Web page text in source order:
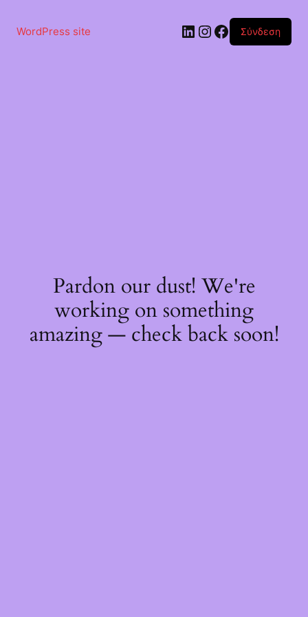
περιεχόμενο
WordPress site Linkedin
Instagram
Facebook
Σύνδεση
Pardon our dust! We're
working on something
amazing — check back soon!